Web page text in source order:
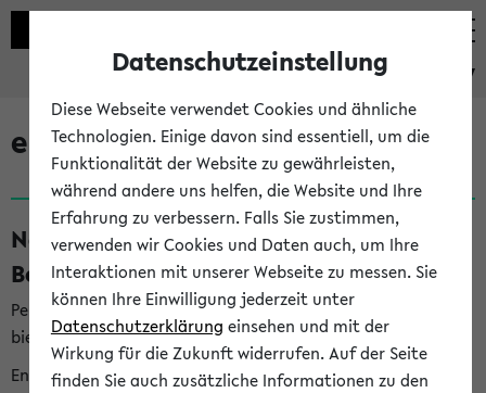
eKVV
eKVV News
Nachhaltigkeitspreis 2026:
Bewerbungsphase gestartet (06.08.26)
Per E-Mail eingestellt von nachhaltigkeitsbuero@uni-
bielefeld.de an den Verteiler 'Alle Studierenden':
English version below
Datenschutzeinstellung
Diese Webseite verwendet Cookies und ähnliche
Technologien. Einige davon sind essentiell, um die
Funktionalität der Website zu gewährleisten,
während andere uns helfen, die Website und Ihre
Erfahrung zu verbessern. Falls Sie zustimmen,
verwenden wir Cookies und Daten auch, um Ihre
Interaktionen mit unserer Webseite zu messen. Sie
können Ihre Einwilligung jederzeit unter
Datenschutzerklärung einsehen und mit der
Wirkung für die Zukunft widerrufen. Auf der Seite
finden Sie auch zusätzliche Informationen zu den